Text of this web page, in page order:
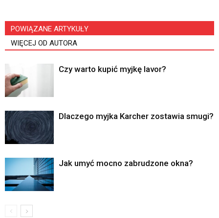
POWIĄZANE ARTYKUŁY
WIĘCEJ OD AUTORA
Czy warto kupić myjkę lavor?
Dlaczego myjka Karcher zostawia smugi?
Jak umyć mocno zabrudzone okna?